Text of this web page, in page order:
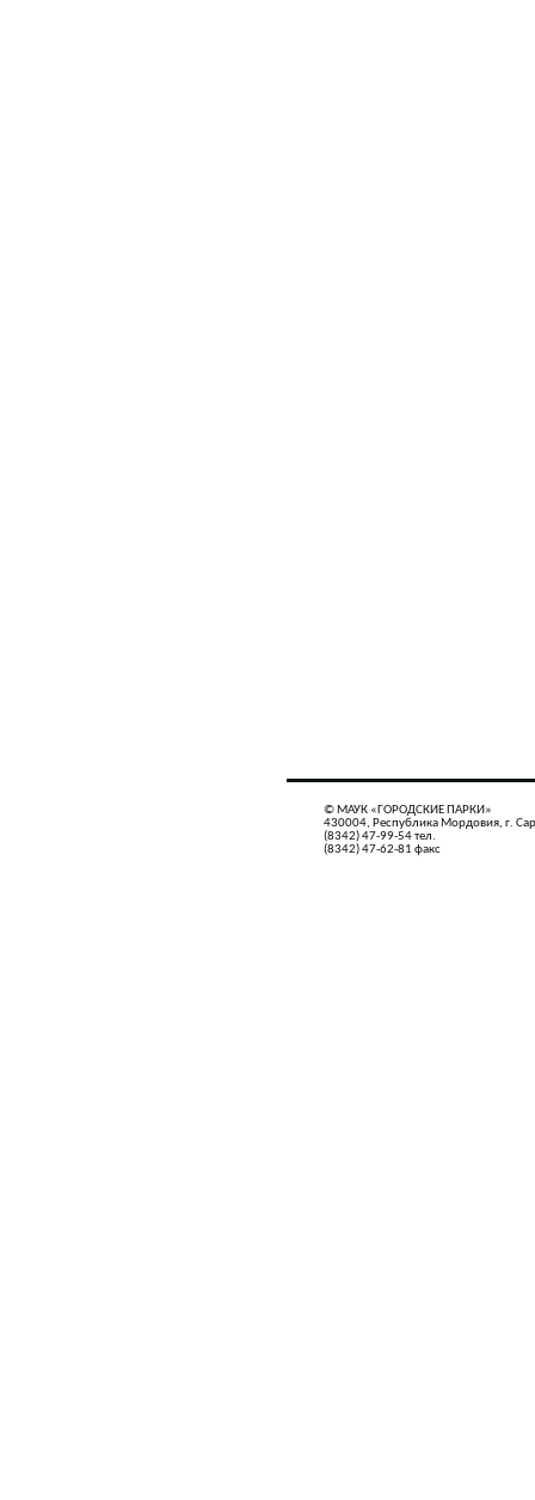
© МАУК «ГОРОДСКИЕ ПАРКИ»
430004, Республика Мордовия, г.
(8342) 47-99-54 тел.
(8342) 47-62-81 факс